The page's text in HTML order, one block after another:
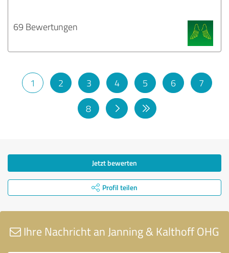
69 Bewertungen
1 2 3 4 5 6 7
8
Jetzt bewerten
Profil teilen
Ihre Nachricht an Janning & Kalthoff OHG